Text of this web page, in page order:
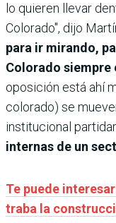
lo quieren llevar
Colorado", dijo
para ir mirando,
Colorado siempre
oposición está ahí
colorado) se
institucional
internas de un
Te puede
traba la